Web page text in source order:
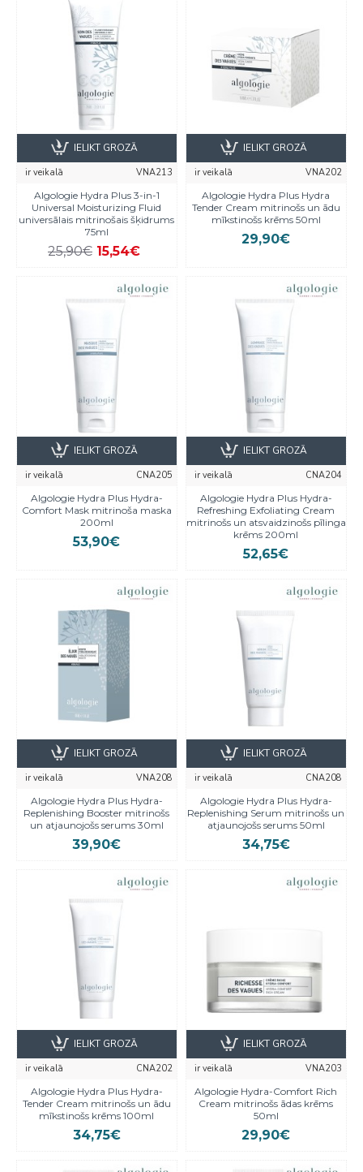
ir veikalā
VNA213
Algologie Hydra Plus 3-in-1
Universal Moisturizing Fluid
universālais mitrinošais šķidrums
75ml
25,90€ 15,54€
IELIKT GROZĀ
ir veikalā
VNA202
Algologie Hydra Plus Hydra
Tender Cream mitrinošs un ādu
mīkstinošs krēms 50ml
29,90€
IELIKT GROZĀ
ir veikalā
CNA205
Algologie Hydra Plus Hydra-
Comfort Mask mitrinoša maska
200ml
53,90€
IELIKT GROZĀ
ir veikalā
CNA204
Algologie Hydra Plus Hydra-
Refreshing Exfoliating Cream
mitrinošs un atsvaidzinošs pīlinga
krēms 200ml
52,65€
IELIKT GROZĀ
ir veikalā
VNA208
Algologie Hydra Plus Hydra-
Replenishing Booster mitrinošs
un atjaunojošs serums 30ml
39,90€
IELIKT GROZĀ
ir veikalā
CNA208
Algologie Hydra Plus Hydra-
Replenishing Serum mitrinošs un
atjaunojošs serums 50ml
34,75€
IELIKT GROZĀ
ir veikalā
CNA202
Algologie Hydra Plus Hydra-
Tender Cream mitrinošs un ādu
mīkstinošs krēms 100ml
34,75€
IELIKT GROZĀ
ir veikalā
VNA203
Algologie Hydra-Comfort Rich
Cream mitrinošs ādas krēms
50ml
29,90€
IELIKT GROZĀ